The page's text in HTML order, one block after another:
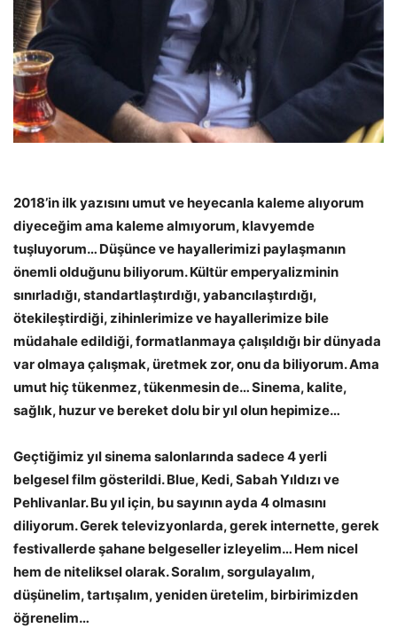
2018’in ilk yazısını umut ve heyecanla kaleme alıyorum
diyeceğim ama kaleme almıyorum, klavyemde
tuşluyorum… Düşünce ve hayallerimizi paylaşmanın
önemli olduğunu biliyorum. Kültür emperyalizminin
sınırladığı, standartlaştırdığı, yabancılaştırdığı,
ötekileştirdiği, zihinlerimize ve hayallerimize bile
müdahale edildiği, formatlanmaya çalışıldığı bir dünyada
var olmaya çalışmak, üretmek zor, onu da biliyorum. Ama
umut hiç tükenmez, tükenmesin de… Sinema, kalite,
sağlık, huzur ve bereket dolu bir yıl olun hepimize…
Geçtiğimiz yıl sinema salonlarında sadece 4 yerli
belgesel film gösterildi. Blue, Kedi, Sabah Yıldızı ve
Pehlivanlar. Bu yıl için, bu sayının ayda 4 olmasını
diliyorum. Gerek televizyonlarda, gerek internette, gerek
festivallerde şahane belgeseller izleyelim… Hem nicel
hem de niteliksel olarak. Soralım, sorgulayalım,
düşünelim, tartışalım, yeniden üretelim, birbirimizden
öğrenelim…